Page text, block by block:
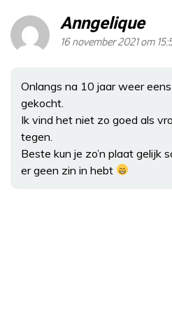
Anngelique
16 november 2021 om
Onlangs na 10 jaar weer
gekocht.
Ik vind het niet zo goed als
tegen.
Beste kun je zo’n plaat gelijk
er geen zin in hebt